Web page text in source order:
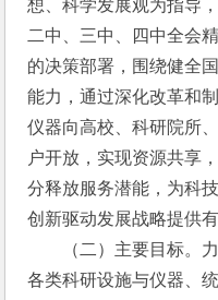
想、科学发展观为指导
二中、三中、四中全会
的决策部署，围绕健全
能力，通过深化改革和
仪器向高校、科研院所
户开放，实现资源共享
分释放服务潜能，为科
创新驱动发展战略提供有
（二）主要目标。力
各类科研设施与仪器、